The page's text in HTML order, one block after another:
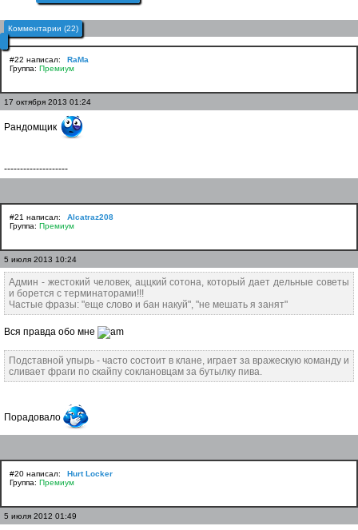
Комментарии (22)
#22 написал:
RaMa
Группа: Премиум
17 октября 2013 01:24
Рандомщик
--------------------
#21 написал:
Alcatraz208
Группа: Премиум
5 июля 2013 10:24
Админ - жестокий человек, аццкий сотона, который дает дельные советы
и борется с терминаторами!!!
Частые фразы: "еще слово и бан накуй", "не мешать я занят"
Вся правда обо мне
Подставной упырь - часто состоит в клане, играет за вражескую команду и
сливает фраги по скайпу соклановцам за бутылку пива.
Порадовало
#20 написал:
Hurt Locker
Группа: Премиум
5 июля 2012 01:49